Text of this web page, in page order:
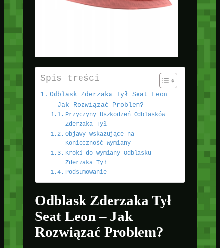
Spis treści
Odblask Zderzaka Tył Seat Leon
– Jak Rozwiązać Problem?
Przyczyny Uszkodzeń Odblasków
Zderzaka Tył
Objawy Wskazujące na
Konieczność Wymiany
Kroki do Wymiany Odblasku
Zderzaka Tył
Podsumowanie
Odblask Zderzaka Tył
Seat Leon – Jak
Rozwiązać Problem?